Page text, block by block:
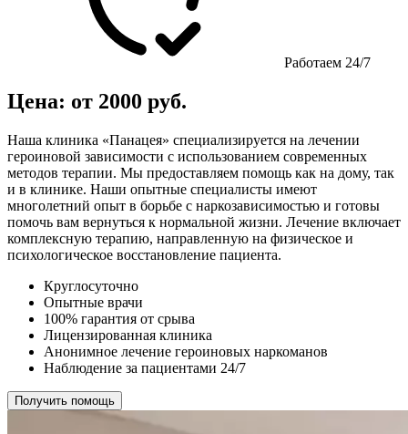
Работаем 24/7
Цена: от 2000 руб.
Наша клиника «Панацея» специализируется на лечении
героиновой зависимости с использованием современных
методов терапии. Мы предоставляем помощь как на дому, так
и в клинике. Наши опытные специалисты имеют
многолетний опыт в борьбе с наркозависимостью и готовы
помочь вам вернуться к нормальной жизни. Лечение включает
комплексную терапию, направленную на физическое и
психологическое восстановление пациента.
Круглосуточно
Опытные врачи
100% гарантия от срыва
Лицензированная клиника
Анонимное лечение героиновых наркоманов
Наблюдение за пациентами 24/7
Получить помощь